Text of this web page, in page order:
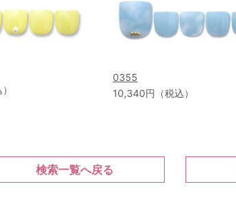
0355
10,340円（税込）
検索一覧へ戻る